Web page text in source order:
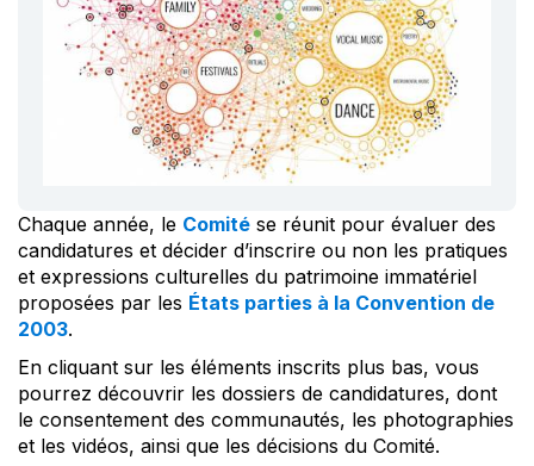
Chaque année, le Comité se réunit pour évaluer des
candidatures et décider d’inscrire ou non les pratiques
et expressions culturelles du patrimoine immatériel
proposées par les États parties à la Convention de
2003.
En cliquant sur les éléments inscrits plus bas, vous
pourrez découvrir les dossiers de candidatures, dont
le consentement des communautés, les photographies
et les vidéos, ainsi que les décisions du Comité.